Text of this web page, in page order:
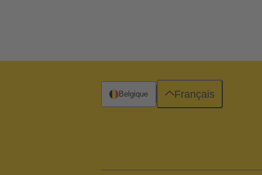
Belgique Français